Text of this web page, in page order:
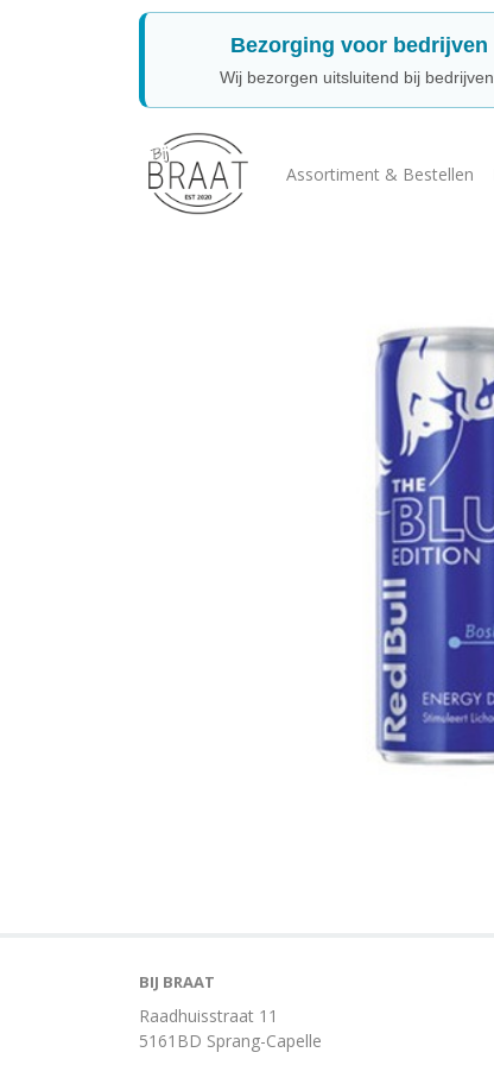
Bezorging voor bedrijven
Wij bezorgen uitsluitend bij bedrijven.
Assortiment & Bestellen
BIJ BRAAT
Raadhuisstraat 11
5161BD Sprang-Capelle